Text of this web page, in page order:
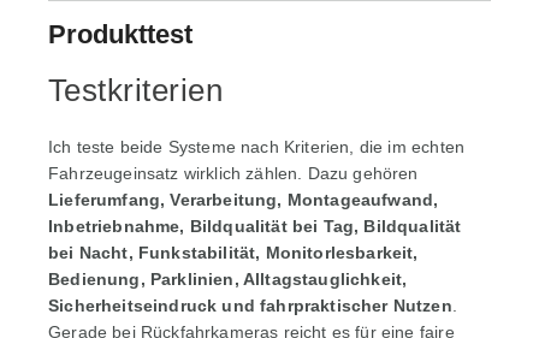
Produkttest
Testkriterien
Ich teste beide Systeme nach Kriterien, die im echten
Fahrzeugeinsatz wirklich zählen. Dazu gehören
Lieferumfang, Verarbeitung, Montageaufwand,
Inbetriebnahme, Bildqualität bei Tag, Bildqualität
bei Nacht, Funkstabilität, Monitorlesbarkeit,
Bedienung, Parklinien, Alltagstauglichkeit,
Sicherheitseindruck und fahrpraktischer Nutzen
Gerade bei Rückfahrkameras reicht es für eine faire